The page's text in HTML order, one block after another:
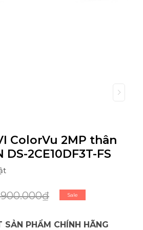
ColorVu 2MP thân
2CE10DF3T-FS
Sale
SẢN PHẨM CHÍNH HÃNG